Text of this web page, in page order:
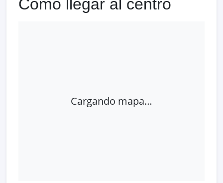
Como llegar al centro
Cargando mapa…